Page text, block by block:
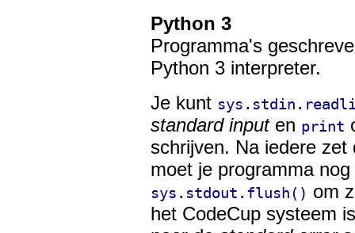
Python 3
Programma's
Python 3 interpreter.
Je kunt
standard inputen print
schrijven. Na iedere
moet je programma
sys.stdout.flush() om
het CodeCup systeem